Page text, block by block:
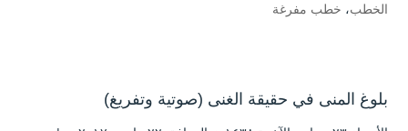
الخطب، خطب مفرغة
بلوغ المنى في حقيقة الغنى (صوتية وتفريغ)